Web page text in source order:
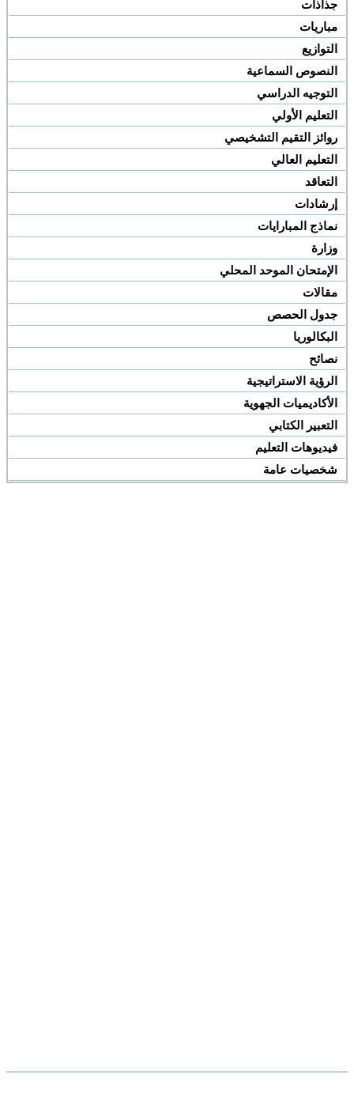
جذاذات
مباريات
التوازيع
النصوص السماعية
التوجيه الدراسي
التعليم الأولي
روائز التقيم التشخيصي
التعليم العالي
التعاقد
إرشادات
نماذج المبارايات
وزارة
الإمتحان الموحد المحلي
مقالات
جدول الحصص
البكالوريا
نصائح
الرؤية الاستراتيجية
الأكاديميات الجهوية
التعبير الكتابي
فيديوهات التعليم
شخصيات عامة